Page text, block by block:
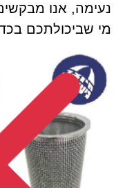
נעימה, אנו
מי שביכולתכם